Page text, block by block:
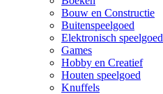
Bouw en Constructie
Buitenspeelgoed
Elektronisch speelgoed
Games
Hobby en Creatief
Houten speelgoed
Knuffels